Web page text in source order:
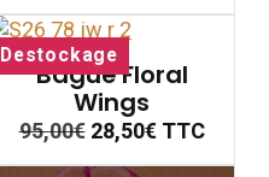
Destockage
Bague Floral
Wings
95,00€ 28,50€TTC